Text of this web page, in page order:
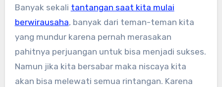
Banyak sekali tantangan saat kita mulai
berwirausaha, banyak dari teman-teman kita
yang mundur karena pernah merasakan
pahitnya perjuangan untuk bisa menjadi sukses.
Namun jika kita bersabar maka niscaya kita
akan bisa melewati semua rintangan. Karena